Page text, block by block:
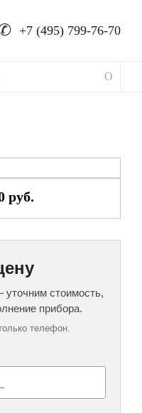
+7 (495) 799-76-70
руб.
стоимость,
прибора.
телефон.